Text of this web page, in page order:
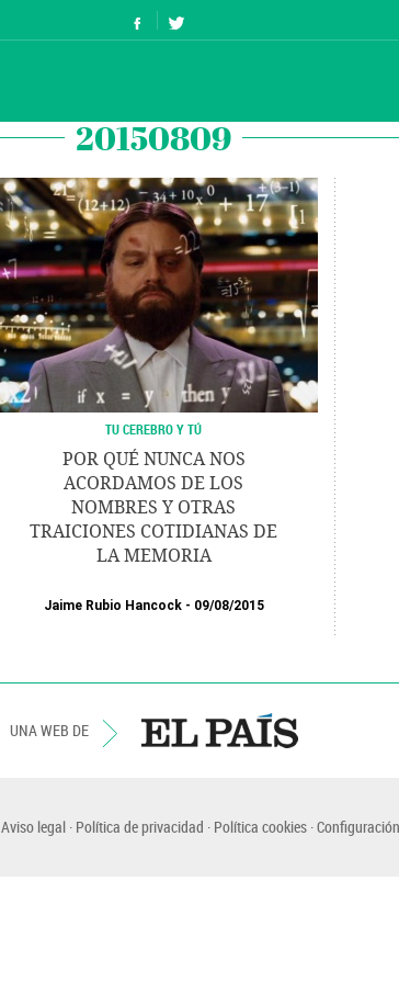
20150809
TU CEREBRO Y TÚ
POR QUÉ NUNCA NOS
ACORDAMOS DE LOS
NOMBRES Y OTRAS
TRAICIONES COTIDIANAS DE
LA MEMORIA
Jaime Rubio Hancock 09/08/2015
UNA WEB DE
Aviso legal Política de privacidad Política cookies